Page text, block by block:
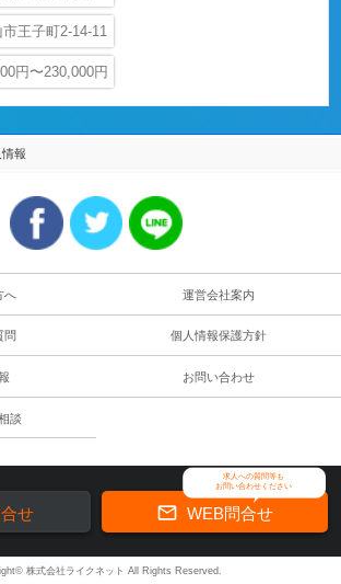
王子町2-14-11
円〜230,000円
報
へ 運営会社案内
問 個人情報保護方針
お問い合わせ
談
求人への質問等も
お問い合わせください
 WEB問合せ
せ
株式会社ライクネット All Rights Reserved.